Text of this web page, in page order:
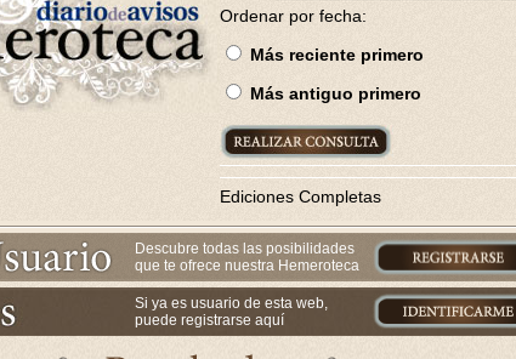
Ordenar por fecha:
Más reciente primero
Más antiguo primero
Ediciones Completas
Descubre todas las posibilidades
que te ofrece nuestra Hemeroteca
Si ya es usuario de esta web,
puede registrarse aquí